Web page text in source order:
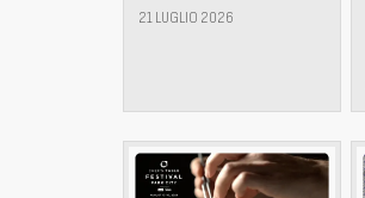
21 LUGLIO 2026